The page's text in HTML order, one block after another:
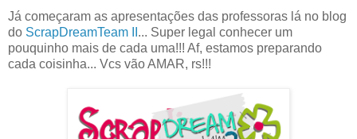
Já começaram as apresentações das professoras lá no blog
do ScrapDreamTeam II ... Super legal conhecer um
pouquinho mais de cada uma!!! Af, estamos preparando
cada coisinha... Vcs vão AMAR, rs!!!